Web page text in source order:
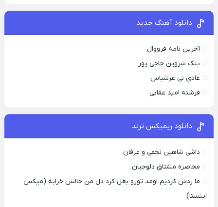
دانلود آهنگ جدید
آخرین نامه فرووال
پتک شروین حاجی پور
عادی نی عرشیاس
فرشته امید عقابی
دانلود ریمیکس ترند
داشی شاهین نجفی و عرفان
محاصره مشتاق دلوجیان
ما ردش کردیم اومد تورو بغل کرد دل من حالش خرابه (میکس
اینستا)